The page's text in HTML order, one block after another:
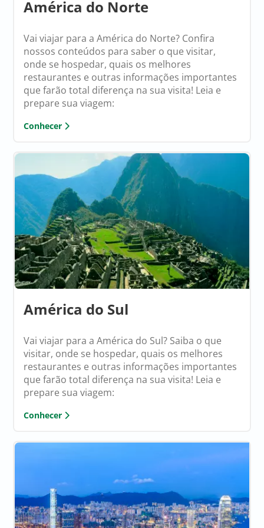
América do Norte
Vai viajar para a América do Norte? Confira
nossos conteúdos para saber o que visitar,
onde se hospedar, quais os melhores
restaurantes e outras informações importantes
que farão total diferença na sua visita! Leia e
prepare sua viagem:
Conhecer
América do Sul
Vai viajar para a América do Sul? Saiba o que
visitar, onde se hospedar, quais os melhores
restaurantes e outras informações importantes
que farão total diferença na sua visita! Leia e
prepare sua viagem:
Conhecer